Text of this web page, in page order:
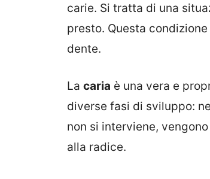
carie. Si tratta di una
presto. Questa
dente.
La caria è una vera e
diverse fasi di sviluppo:
non si interviene,
alla radice.